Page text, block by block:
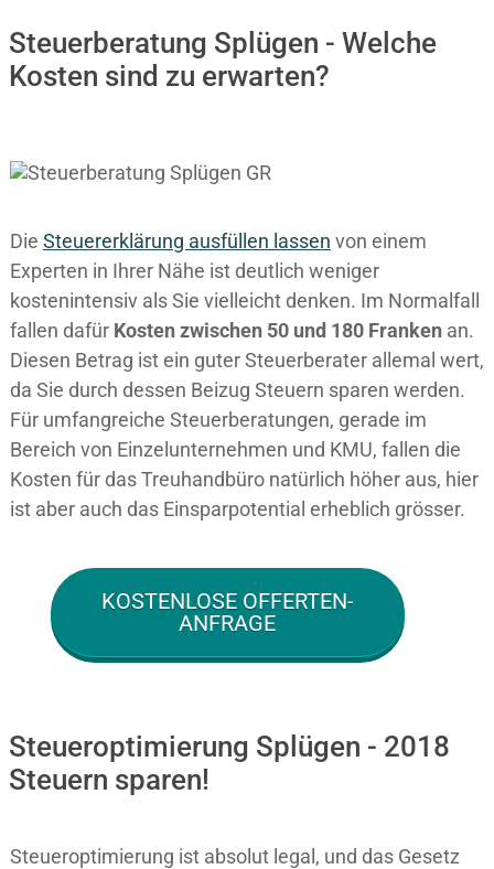
Steuerberatung Splügen - Welche
Kosten sind zu erwarten?
Die Steuererklärung ausfüllen lassen von einem
Experten in Ihrer Nähe ist deutlich weniger
kostenintensiv als Sie vielleicht denken. Im Normalfall
fallen dafür Kosten zwischen 50 und 180 Franken an.
Diesen Betrag ist ein guter Steuerberater allemal wert,
da Sie durch dessen Beizug Steuern sparen werden.
Für umfangreiche Steuerberatungen, gerade im
Bereich von Einzelunternehmen und KMU, fallen die
Kosten für das Treuhandbüro natürlich höher aus, hier
ist aber auch das Einsparpotential erheblich grösser.
KOSTENLOSE OFFERTEN-
ANFRAGE
Steueroptimierung Splügen - 2018
Steuern sparen!
Steueroptimierung ist absolut legal, und das Gesetz